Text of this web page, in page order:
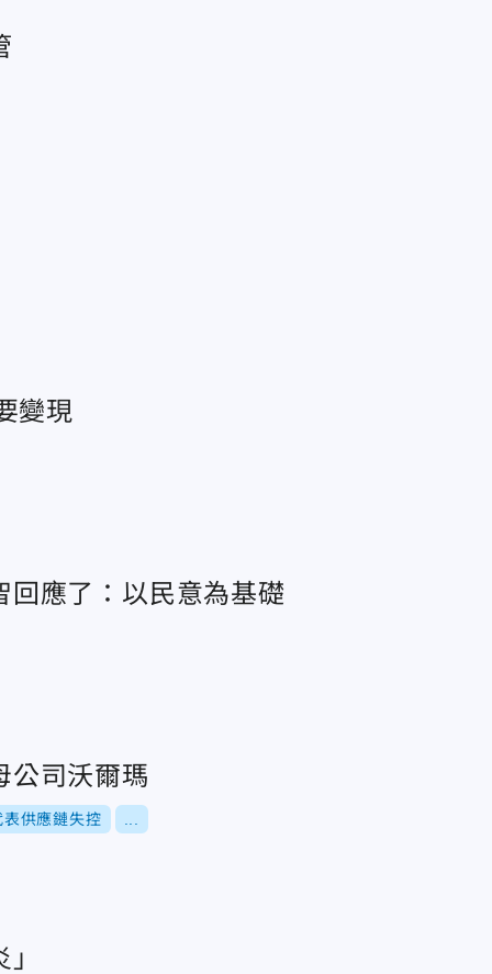
變現
應了：以民意為基礎
司沃爾瑪
供應鏈失控